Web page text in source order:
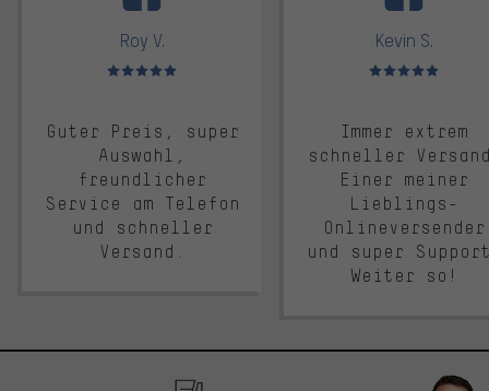
Roy V.
Bewertungen: 5 von 5
Guter Preis, super
Auswahl,
freundlicher
Service am Telefon
und schneller
Versand.
Kevin S.
Bewertungen: 5 von 5
Immer extrem
schneller
Einer meiner
Lieblings-
Onlineversender
und super
Weiter so!